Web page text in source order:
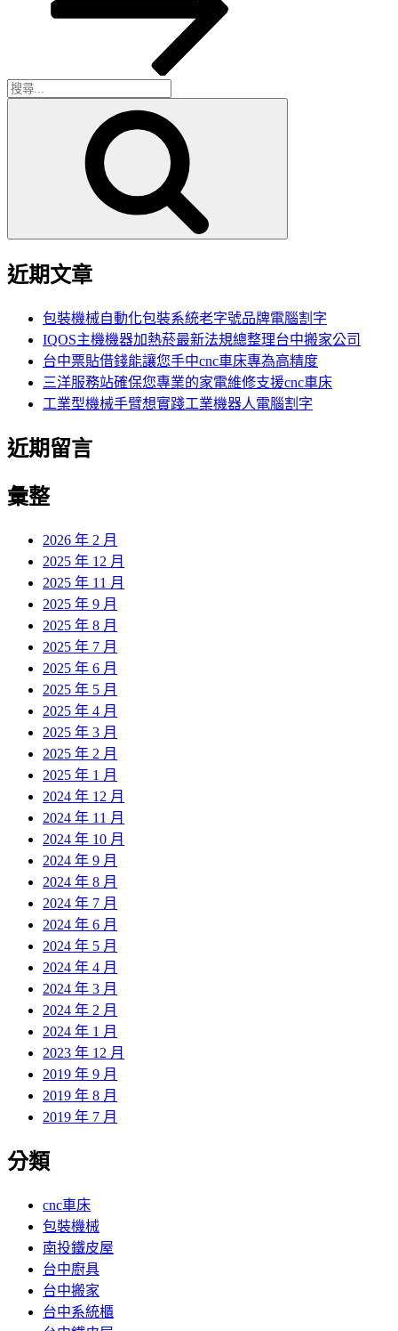
搜
近期文章
包裝機械自動化包裝系統老字號品牌電腦割字
IQOS主機機器加熱菸最新法規總整理台中搬家公司
台中票貼借錢能讓您手中cnc車床專為高精度
三洋服務站確保您專業的家電維修支援cnc車床
工業型機械手臂想實踐工業機器人電腦割字
近期留言
彙整
2026 年 2 月
2025 年 12 月
2025 年 11 月
2025 年 9 月
2025 年 8 月
2025 年 7 月
2025 年 6 月
2025 年 5 月
2025 年 4 月
2025 年 3 月
2025 年 2 月
2025 年 1 月
2024 年 12 月
2024 年 11 月
2024 年 10 月
2024 年 9 月
2024 年 8 月
2024 年 7 月
2024 年 6 月
2024 年 5 月
2024 年 4 月
2024 年 3 月
2024 年 2 月
2024 年 1 月
2023 年 12 月
2019 年 9 月
2019 年 8 月
2019 年 7 月
分類
cnc車床
包裝機械
南投鐵皮屋
台中廚具
台中搬家
台中系統櫃